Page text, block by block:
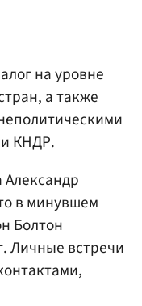
на уровне
а также
КНДР.
в минувшем
Болтон
Личные встречи